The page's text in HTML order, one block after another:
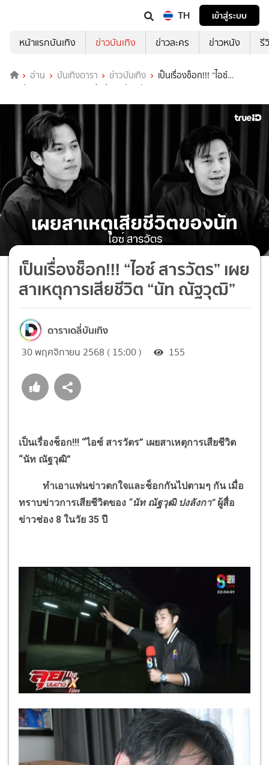
TH
เข้าสู่ระบบ
หน้าแรกบันเทิง
ข่าวบันเทิง ข่าวละคร ข่าวหนัง รี
อ่าน บันเทิงดารา ข่าวบันเทิง
เป็นเรื่องช็อก!!! “ไอซ์
สารวัตร” เผยสาเหตุการเสียชีวิต “นัท ณัฐวุฒิ”
เป็นเรื่องช็อก!!! “ไอซ์ สารวัตร” เผย
สาเหตุการเสียชีวิต “นัท ณัฐวุฒิ”
ดาราเดลี่บันเทิง
30 พฤศจิกายน 2568 ( 15:00 ) 155
เป็นเรื่องช็อก!!! “ไอซ์ สารวัตร” เผยสาเหตุการเสียชีวิต
“นัท ณัฐวุฒิ”
ทำเอาแฟนข่าวตกใจและช็อกกันไปตามๆ กัน เมื่อ
ทราบข่าวการเสียชีวิตของ “นัท ณัฐวุฒิ ปงลังกา”ผู้สื่อ
ข่าวช่อง 8 ในวัย 35 ปี